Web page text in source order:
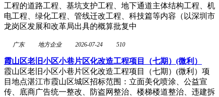
工程的道路工程、基坑支护工程、地下通道主体结构工程、机
电工程、绿化工程、管线迁改工程、科技篇等内容（以深圳市
龙岗区发展和改革局出具的概算批复中
广东 地方企业 2026-07-24 510
霞山区老旧小区小巷片区化改造工程项目（七期）(微利）
霞山区老旧小区小巷片区化改造工程项目（七期）(微利）项
目地点湛江市霞山区城区招标范围：立面美化喷涂、公益宣
传、底商广告统一整改、防盗网整治、楼梯楼道整治、违建拆